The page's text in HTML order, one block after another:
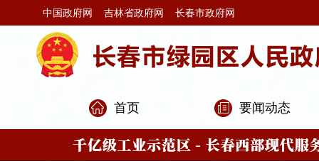
中国政府网 吉林省政府网 长春市政府网
首页 要闻动态